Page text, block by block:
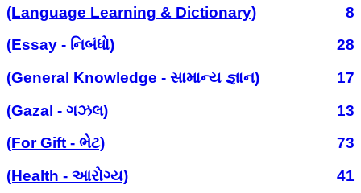
(Language Learning & Dictionary)
8
(Essay - નિબંધો)
28
(General Knowledge - સામાન્ય જ્ઞાન)
17
(Gazal - ગઝલ)
13
(For Gift - ભેટ)
73
(Health - આરોગ્ય)
41